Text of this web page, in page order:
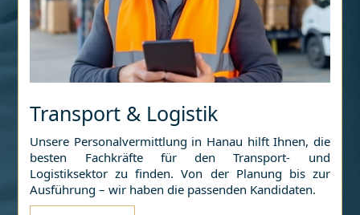
Transport & Logistik
Unsere Personalvermittlung in Hanau hilft Ihnen, die
besten Fachkräfte für den Transport- und
Logistiksektor zu finden. Von der Planung bis zur
Ausführung – wir haben die passenden Kandidaten.